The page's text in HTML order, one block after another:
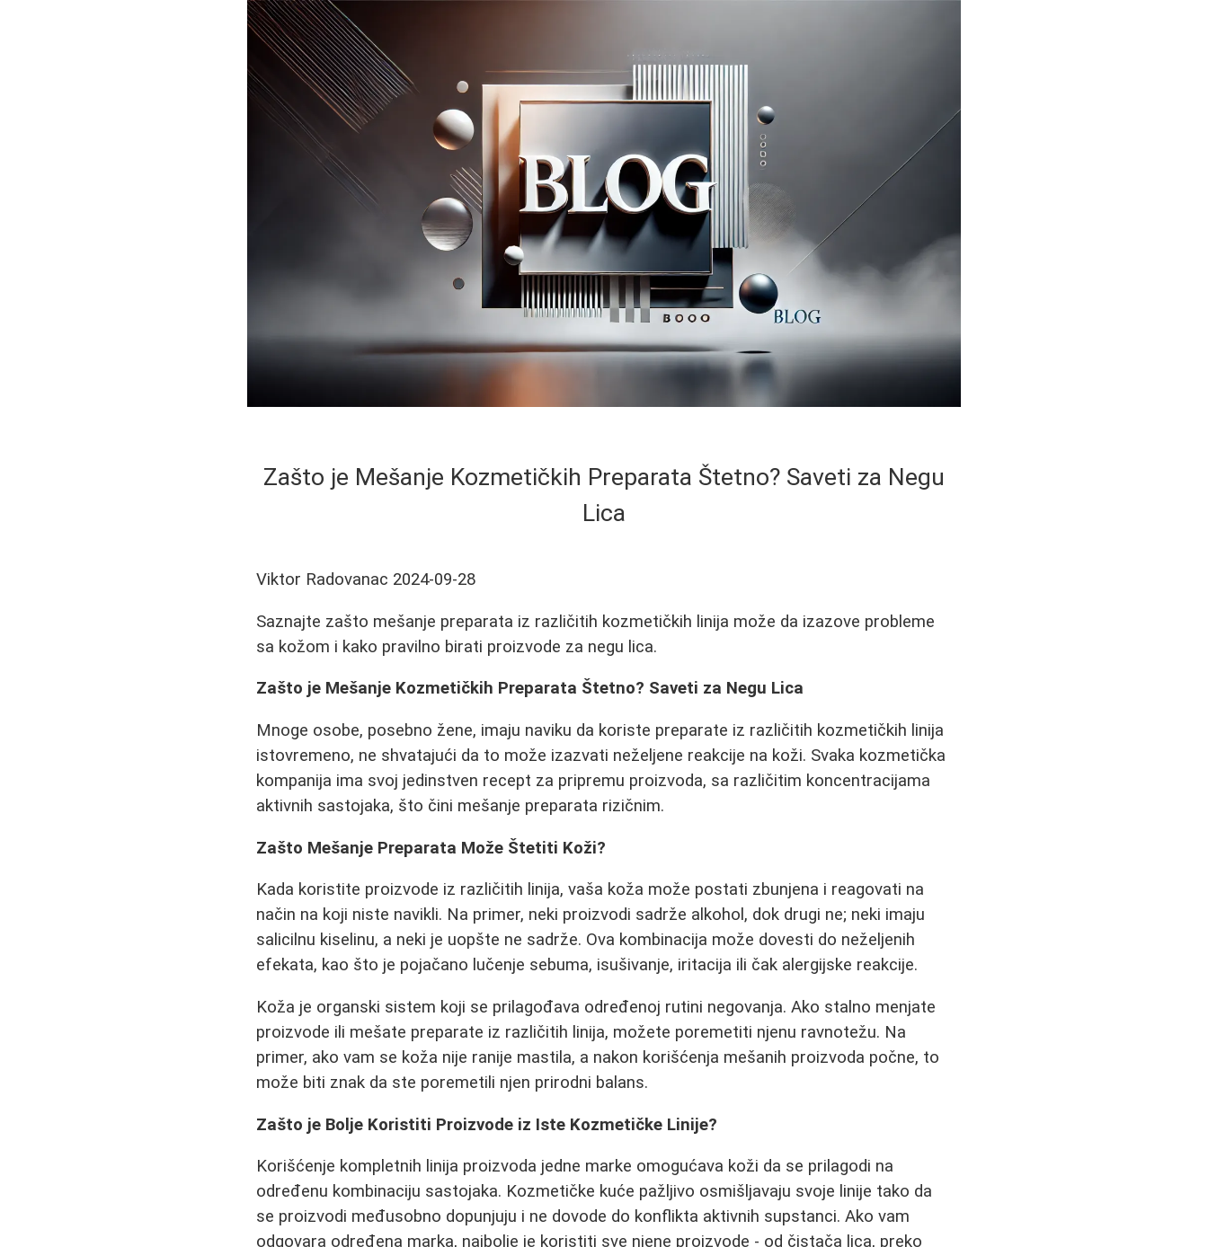
Zašto je Mešanje Kozmetičkih Preparata Štetno? Saveti za Negu
Lica
Viktor Radovanac 2024-09-28
Saznajte zašto mešanje preparata iz različitih kozmetičkih linija može da izazove probleme
sa kožom i kako pravilno birati proizvode za negu lica.
Zašto je Mešanje Kozmetičkih Preparata Štetno? Saveti za Negu Lica
Mnoge osobe, posebno žene, imaju naviku da koriste preparate iz različitih kozmetičkih linija
istovremeno, ne shvatajući da to može izazvati neželjene reakcije na koži. Svaka kozmetička
kompanija ima svoj jedinstven recept za pripremu proizvoda, sa različitim koncentracijama
aktivnih sastojaka, što čini mešanje preparata rizičnim.
Zašto Mešanje Preparata Može Štetiti Koži?
Kada koristite proizvode iz različitih linija, vaša koža može postati zbunjena i reagovati na
način na koji niste navikli. Na primer, neki proizvodi sadrže alkohol, dok drugi ne; neki imaju
salicilnu kiselinu, a neki je uopšte ne sadrže. Ova kombinacija može dovesti do neželjenih
efekata, kao što je pojačano lučenje sebuma, isušivanje, iritacija ili čak alergijske reakcije.
Koža je organski sistem koji se prilagođava određenoj rutini negovanja. Ako stalno menjate
proizvode ili mešate preparate iz različitih linija, možete poremetiti njenu ravnotežu. Na
primer, ako vam se koža nije ranije mastila, a nakon korišćenja mešanih proizvoda počne, to
može biti znak da ste poremetili njen prirodni balans.
Zašto je Bolje Koristiti Proizvode iz Iste Kozmetičke Linije?
Korišćenje kompletnih linija proizvoda jedne marke omogućava koži da se prilagodi na
određenu kombinaciju sastojaka. Kozmetičke kuće pažljivo osmišljavaju svoje linije tako da
se proizvodi međusobno dopunjuju i ne dovode do konflikta aktivnih supstanci. Ako vam
odgovara određena marka, najbolje je koristiti sve njene proizvode - od čistača lica, preko